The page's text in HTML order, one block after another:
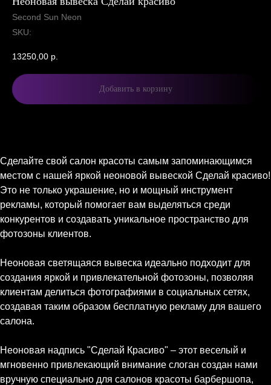
Second Sun Neon
SKU:
13250,00 р.
Добавить в корзину
Сделайте свой салон красоты самым запоминающимся
местом с нашей яркой неоновой вывеской Сделай красиво!
Это не только украшение, но и мощный инструмент
рекламы, который помогает вам выделяться среди
конкурентов и создавать уникальное пространство для
фотозоны клиентов.
Неоновая светящаяся вывеска идеально подходит для
создания яркой и привлекательной фотозоны, позволяя
клиентам делиться фотографиями в социальных сетях,
создавая таким образом бесплатную рекламу для вашего
салона.
Неоновая надпись "Сделай Красиво" – этот веселый и
мгновенно привлекающий внимание слоган создан нами
вручную специально для салонов красоты барбершопа,